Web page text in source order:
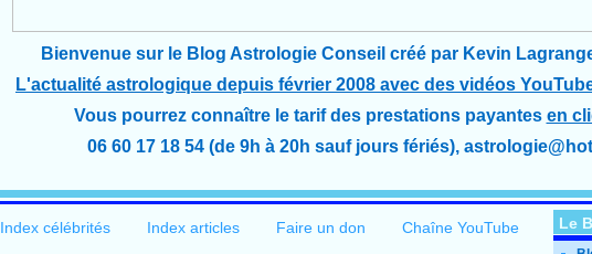
Bienvenue sur le Blog Astrologie Conseil créé par Kevin
L'actualité astrologique depuis février 2008 avec des vidéos
Vous pourrez connaître le tarif des prestations payantes en
06 60 17 18 54 (de 9h à 20h sauf jours fériés),
Index célébrités Index articles Faire un don Chaîne YouTube Le